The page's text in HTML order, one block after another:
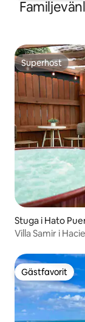
Superhost
Superhost
Stuga i Hato
Villa Samir i
Gästfavorit
Gästfavorit